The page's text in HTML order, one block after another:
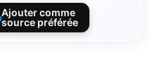
Ajouter comme
source préférée